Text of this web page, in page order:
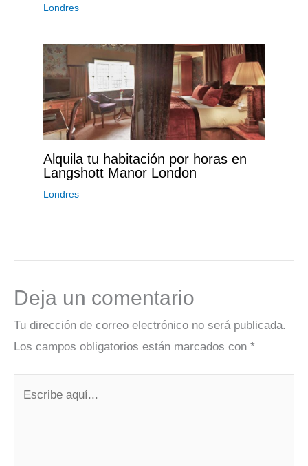
Londres
Alquila tu habitación por horas en
Langshott Manor London
Londres
Deja un comentario
Tu dirección de correo electrónico no será publicada.
Los campos obligatorios están marcados con *